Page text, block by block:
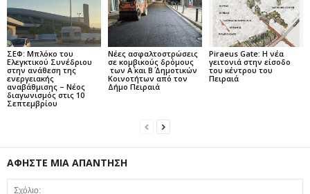
ΣΕΦ: Μπλόκο του
Ελεγκτικού Συνέδριου
στην ανάθεση της
ενεργειακής
αναβάθμισης – Νέος
διαγωνισμός στις 10
Σεπτεμβρίου
Νέες ασφαλτοστρώσεις
σε κομβικούς δρόμους
των Α΄ και Β΄ Δημοτικών
Κοινοτήτων από τον
Δήμο Πειραιά
Piraeus Gate: Η νέα
γειτονιά στην είσοδο
του κέντρου του
Πειραιά
ΑΦΗΣΤΕ ΜΙΑ ΑΠΑΝΤΗΣΗ